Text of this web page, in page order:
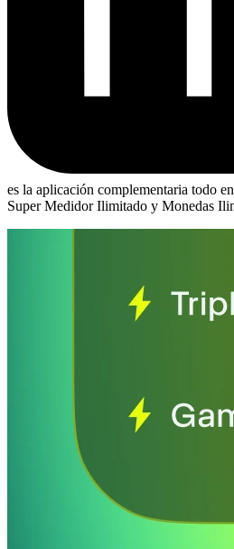
es la aplicación complementaria todo
Super Medidor Ilimitado y Monedas